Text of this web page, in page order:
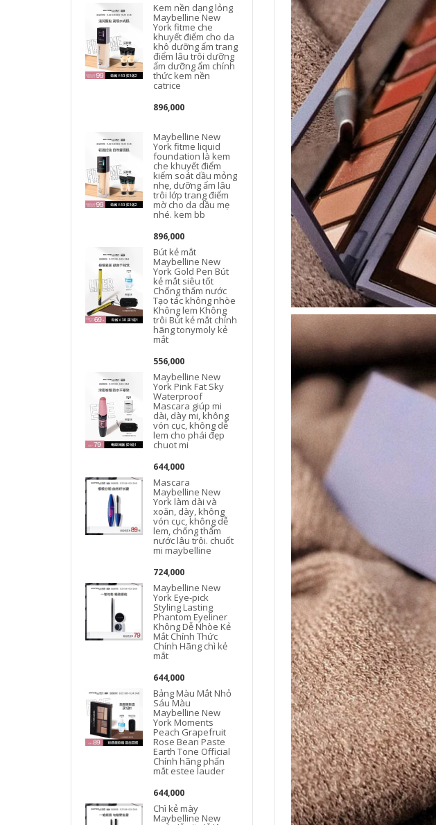
Kem nền dạng lỏng
Maybelline New
York fitme che
khuyết điểm cho da
khô dưỡng ẩm trang
điểm lâu trôi dưỡng
ẩm dưỡng ẩm chính
thức kem nền
catrice
896,000
Maybelline New
York fitme liquid
foundation là kem
che khuyết điểm
kiểm soát dầu mỏng
nhẹ, dưỡng ẩm lâu
trôi lớp trang điểm
mờ cho da dầu mẹ
nhé. kem bb
896,000
Bút kẻ mắt
Maybelline New
York Gold Pen Bút
kẻ mắt siêu tốt
Chống thấm nước
Tạo tác không nhòe
Không lem Không
trôi Bút kẻ mắt chính
hãng tonymoly kẻ
mắt
556,000
Maybelline New
York Pink Fat Sky
Waterproof
Mascara giúp mi
dài, dày mi, không
vón cục, không dễ
lem cho phái đẹp
chuot mi
644,000
Mascara
Maybelline New
York làm dài và
xoăn, dày, không
vón cục, không dễ
lem, chống thấm
nước lâu trôi. chuốt
mi maybelline
724,000
Maybelline New
York Eye-pick
Styling Lasting
Phantom Eyeliner
Không Dễ Nhòe Kẻ
Mắt Chính Thức
Chính Hãng chì kẻ
mắt
644,000
Bảng Màu Mắt Nhỏ
Sáu Màu
Maybelline New
York Moments
Peach Grapefruit
Rose Bean Paste
Earth Tone Official
Chính hãng phấn
mắt estee lauder
644,000
Chì kẻ mày
Maybelline New
Maybelline New
York Golden Fatty
Giant Big Coffee
Mascara dày, cong,
dài, không gây lóa
mắt, không thấm
nước, giữ nếp lâu
chuốt mi nội địa
trung
724,000
Mei Bao Lotus Fit
Me Foundation
Fitme Kem che
khuyết điểm Giữ ẩm
Kem dưỡng ẩm Eillet
Kiểm soát dầu xanh
Cơ hội hàng đầu
Cửa hàng kem nền
cho da dầu mụn
580,000
Beauty Lotus
Powder Superstay
Giants Makeup
Master Braftary
Nâng liên tục Trang
điểm cảm xúc
Flagship Store kem
nền collagen
936,000
MAYBELLINE FITME
MẪU MẪU MẪU KẾT
HỢP CỘNG ĐỒNG
KẾ HOẠCH DẦU KẾT
HÓA kem nền clio
286,000
Mei Bao Lotus Fitme
Foundation Light
Moisturising Mute
Oil Clearing Oil Kem
che khuyết điểm Bí
mật Lãnh thổ Flakes
Flakes cc cream
768,000
Mei Bao Lotus BB
Cream Nữ Bản lề
Foundation
Foundation Kem
che khuyết điểm
Tuân thủ CC Cream
không làm cho cửa
hàng chính thức
trang điểm chính
hãng nền estee
lauder
608,000
Mei Bao Lotus Air
Cushion BB Cream
Fitme Control Oil
Skin Kem cheeder
Kem dưỡng ẩm CC
Cream Bột chính
thức kem nền fit me
1,020,000
Mei Bao Yulian Kem
che khuyết điểm
Cao su Kem che
khuyết điểm Stick
Spot Face Acne In
Đen Eye Kem che
khuyết điểm chính